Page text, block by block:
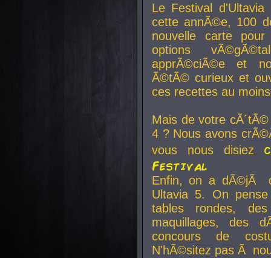
Le Festival
cette annÃ©e, 100
nouvelle carte
options
apprÃ©ciÃ©e et
Ã©tÃ© curieux et
ces recettes au
Mais de votre
4 ? Nous avons
vous nous disiez
Festival
Enfin, on a dÃ©jÃ
Ultavia 5. On
tables rondes,
maquillages, des
concours de
N'hÃ©sitez pas Ã